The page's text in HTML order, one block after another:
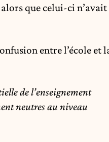
que celui-ci n’avait
entre l’école et
de l’enseignement
neutres au niveau